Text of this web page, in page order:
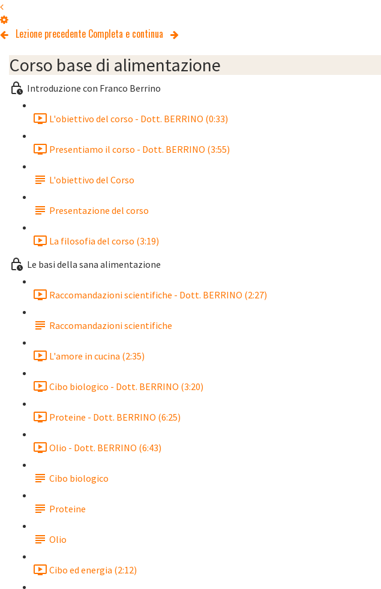
Lezione precedente Completa e continua
Corso base di alimentazione
Introduzione con Franco Berrino
L'obiettivo del corso - Dott. BERRINO (0:33)
Presentiamo il corso - Dott. BERRINO (3:55)
L'obiettivo del Corso
Presentazione del corso
La filosofia del corso (3:19)
Le basi della sana alimentazione
Raccomandazioni scientifiche - Dott. BERRINO (2:27)
Raccomandazioni scientifiche
L'amore in cucina (2:35)
Cibo biologico - Dott. BERRINO (3:20)
Proteine - Dott. BERRINO (6:25)
Olio - Dott. BERRINO (6:43)
Cibo biologico
Proteine
Olio
Cibo ed energia (2:12)